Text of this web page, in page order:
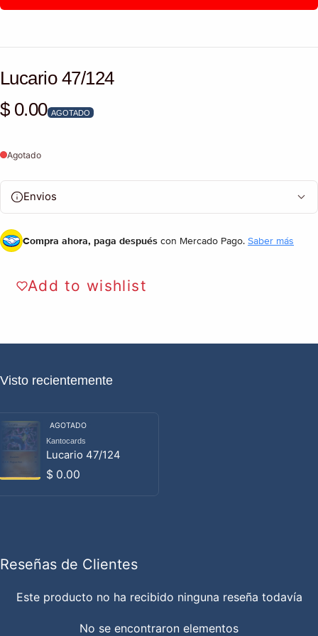
Lucario 47/124
Precio habitual
$ 0.00 AGOTADO
Agotado
Envios
Compra ahora, paga después con Mercado Pago. Saber más
Add to wishlist
Visto recientemente
AGOTADO
Proveedor:
Kantocards
Lucario 47/124
Precio habitual
$ 0.00
Reseñas de Clientes
Este producto no ha recibido ninguna reseña todavía
No se encontraron elementos